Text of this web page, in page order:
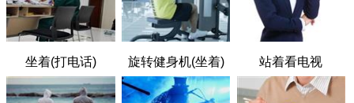
坐着(打电话) 旋转健身机(坐着) 站着看电视